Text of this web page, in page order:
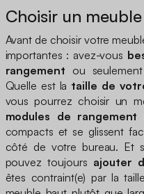
Choisir un
Avant de choisir votre
importantes : avez-vous
rangement ou
Quelle est la taille de
vous pourrez choisir un
modules de rangement
compacts et se glissent
côté de votre bureau. Et
pouvez toujours ajouter
êtes contraint(e) par la